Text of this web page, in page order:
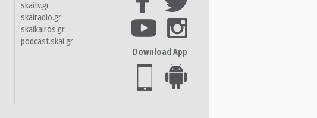
skaitv.gr
skairadio.gr
skaikairos.gr
podcast.skai.gr
Download App